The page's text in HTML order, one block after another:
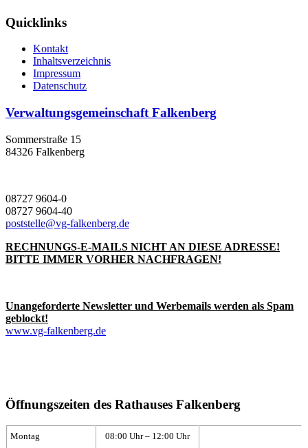
Quicklinks
Kontakt
Inhaltsverzeichnis
Impressum
Datenschutz
Verwaltungsgemeinschaft Falkenberg
Sommerstraße 15
84326 Falkenberg
08727 9604-0
08727 9604-40
poststelle@vg-falkenberg.de
RECHNUNGS-E-MAILS NICHT AN DIESE ADRESSE!
BITTE IMMER VORHER NACHFRAGEN!
Unangeforderte Newsletter und Werbemails werden als Spam
geblockt!
www.vg-falkenberg.de
Öffnungszeiten des Rathauses Falkenberg
Montag 08:00 Uhr – 12:00 Uhr